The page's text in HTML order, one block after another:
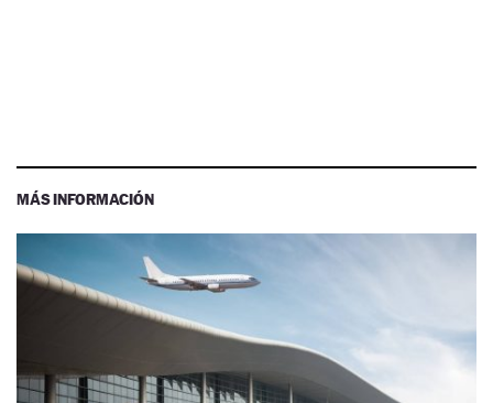
MÁS INFORMACIÓN